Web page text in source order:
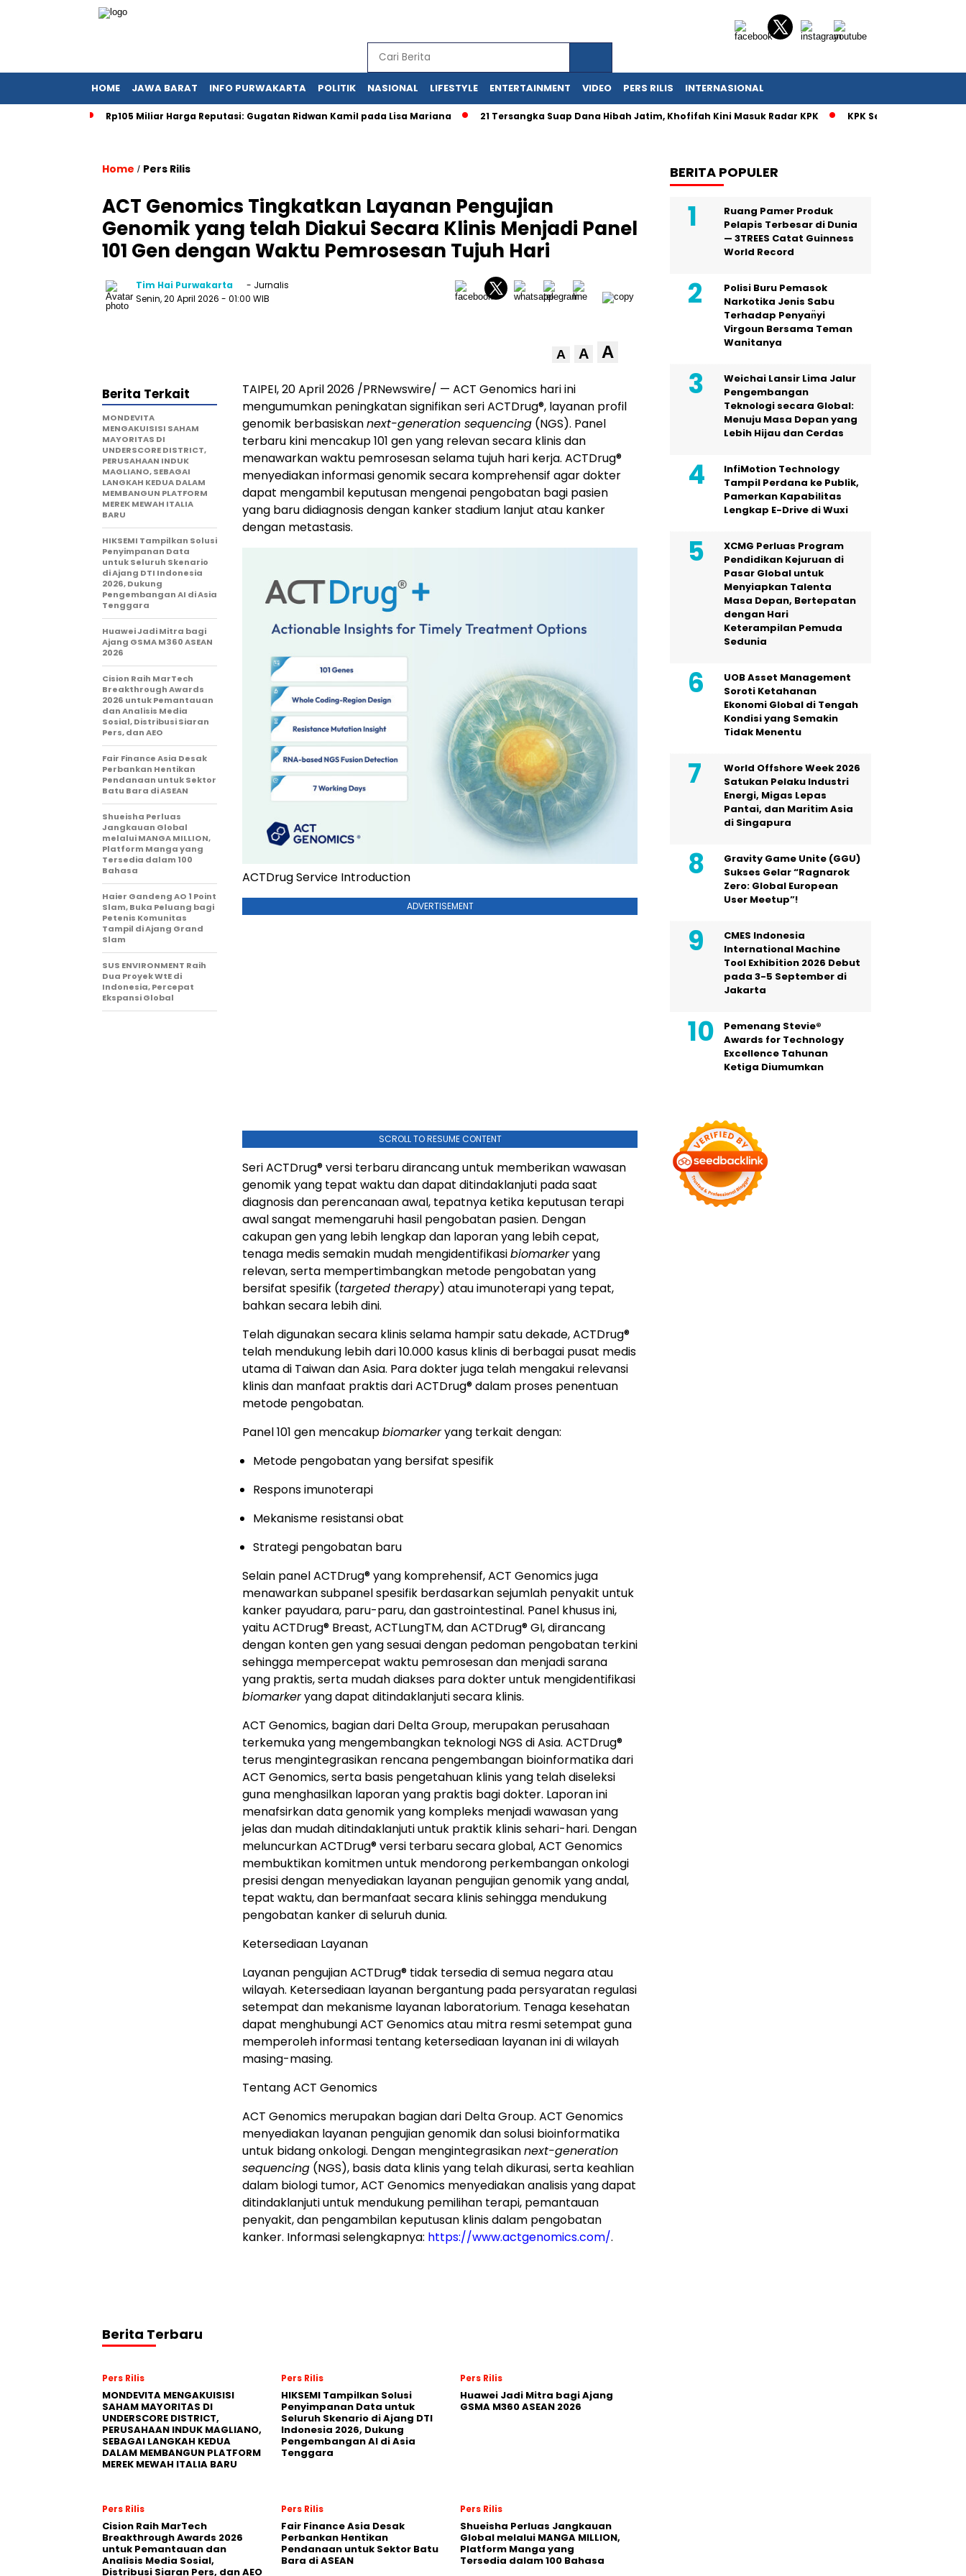
HOME JAWA BARAT INFO PURWAKARTA POLITIK NASIONAL LIFESTYLE ENTERTAINMENT VIDEO PERS RILIS INTERNASIONAL
Rp105 Miliar Harga Reputasi: Gugatan Ridwan Kamil pada Lisa Mariana 21 Tersangka Suap Dana Hibah Jatim, Khofifah Kini Masuk Radar KPK KPK Segera Periksa
Home / Pers Rilis
ACT Genomics Tingkatkan Layanan Pengujian
Genomik yang telah Diakui Secara Klinis Menjadi Panel
101 Gen dengan Waktu Pemrosesan Tujuh Hari
Tim Hai Purwakarta
- Jurnalis
Senin, 20 April 2026 - 01:00 WIB
A A A
TAIPEI, 20 April 2026 /PRNewswire/ — ACT Genomics hari ini
mengumumkan peningkatan signifikan seri ACTDrug®, layanan profil
genomik berbasiskannext-generation sequencing (NGS). Panel
terbaru kini mencakup 101 gen yang relevan secara klinis dan
menawarkan waktu pemrosesan selama tujuh hari kerja. ACTDrug®
menyediakan informasi genomik secara komprehensif agar dokter
dapat mengambil keputusan mengenai pengobatan bagi pasien
yang baru didiagnosis dengan kanker stadium lanjut atau kanker
dengan metastasis.
ACTDrug Service Introduction
ADVERTISEMENT
SCROLL TO RESUME CONTENT
Seri ACTDrug® versi terbaru dirancang untuk memberikan wawasan
genomik yang tepat waktu dan dapat ditindaklanjuti pada saat
diagnosis dan perencanaan awal, tepatnya ketika keputusan terapi
awal sangat memengaruhi hasil pengobatan pasien. Dengan
cakupan gen yang lebih lengkap dan laporan yang lebih cepat,
tenaga medis semakin mudah mengidentifikasibiomarkeryang
relevan, serta mempertimbangkan metode pengobatan yang
bersifat spesifik (targeted therapy) atau imunoterapi yang tepat,
bahkan secara lebih dini.
Telah digunakan secara klinis selama hampir satu dekade, ACTDrug®
telah mendukung lebih dari 10.000 kasus klinis di berbagai pusat medis
utama di Taiwan dan Asia. Para dokter juga telah mengakui relevansi
klinis dan manfaat praktis dari ACTDrug® dalam proses penentuan
metode pengobatan.
Panel 101 gen mencakupbiomarkeryang terkait dengan:
Metode pengobatan yang bersifat spesifik
Respons imunoterapi
Mekanisme resistansi obat
Strategi pengobatan baru
Selain panel ACTDrug® yang komprehensif, ACT Genomics juga
menawarkan subpanel spesifik berdasarkan sejumlah penyakit untuk
kanker payudara, paru-paru, dan gastrointestinal. Panel khusus ini,
yaitu ACTDrug® Breast, ACTLungTM, dan ACTDrug® GI, dirancang
dengan konten gen yang sesuai dengan pedoman pengobatan terkini
sehingga mempercepat waktu pemrosesan dan menjadi sarana
yang praktis, serta mudah diakses para dokter untuk mengidentifikasi
biomarkeryang dapat ditindaklanjuti secara klinis.
ACT Genomics, bagian dari Delta Group, merupakan perusahaan
terkemuka yang mengembangkan teknologi NGS di Asia. ACTDrug®
terus mengintegrasikan rencana pengembangan bioinformatika dari
ACT Genomics, serta basis pengetahuan klinis yang telah diseleksi
guna menghasilkan laporan yang praktis bagi dokter. Laporan ini
menafsirkan data genomik yang kompleks menjadi wawasan yang
jelas dan mudah ditindaklanjuti untuk praktik klinis sehari-hari. Dengan
meluncurkan ACTDrug® versi terbaru secara global, ACT Genomics
membuktikan komitmen untuk mendorong perkembangan onkologi
presisi dengan menyediakan layanan pengujian genomik yang andal,
tepat waktu, dan bermanfaat secara klinis sehingga mendukung
pengobatan kanker di seluruh dunia.
Ketersediaan Layanan
Layanan pengujian ACTDrug® tidak tersedia di semua negara atau
wilayah. Ketersediaan layanan bergantung pada persyaratan regulasi
setempat dan mekanisme layanan laboratorium. Tenaga kesehatan
dapat menghubungi ACT Genomics atau mitra resmi setempat guna
memperoleh informasi tentang ketersediaan layanan ini di wilayah
masing-masing.
Tentang ACT Genomics
ACT Genomics merupakan bagian dari Delta Group. ACT Genomics
menyediakan layanan pengujian genomik dan solusi bioinformatika
untuk bidang onkologi. Dengan mengintegrasikannext-generation
sequencing (NGS), basis data klinis yang telah dikurasi, serta keahlian
dalam biologi tumor, ACT Genomics menyediakan analisis yang dapat
ditindaklanjuti untuk mendukung pemilihan terapi, pemantauan
penyakit, dan pengambilan keputusan klinis dalam pengobatan
kanker. Informasi selengkapnya: https://www.actgenomics.com/.
Berita Terkait
MONDEVITA
MENGAKUISISI SAHAM
MAYORITAS DI
UNDERSCORE DISTRICT,
PERUSAHAAN INDUK
MAGLIANO, SEBAGAI
LANGKAH KEDUA DALAM
MEMBANGUN PLATFORM
MEREK MEWAH ITALIA
BARU
HIKSEMI Tampilkan Solusi
Penyimpanan Data
untuk Seluruh Skenario
di Ajang DTI Indonesia
2026, Dukung
Pengembangan AI di Asia
Tenggara
Huawei Jadi Mitra bagi
Ajang GSMA M360 ASEAN
2026
Cision Raih MarTech
Breakthrough Awards
2026 untuk Pemantauan
dan Analisis Media
Sosial, Distribusi Siaran
Pers, dan AEO
Fair Finance Asia Desak
Perbankan Hentikan
Pendanaan untuk Sektor
Batu Bara di ASEAN
Shueisha Perluas
Jangkauan Global
melalui MANGA MILLION,
Platform Manga yang
Tersedia dalam 100
Bahasa
Haier Gandeng AO 1 Point
Slam, Buka Peluang bagi
Petenis Komunitas
Tampil di Ajang Grand
Slam
SUS ENVIRONMENT Raih
Dua Proyek WtE di
Indonesia, Percepat
Ekspansi Global
Berita Terbaru
Pers Rilis
MONDEVITA MENGAKUISISI
SAHAM MAYORITAS DI
UNDERSCORE DISTRICT,
PERUSAHAAN INDUK MAGLIANO,
SEBAGAI LANGKAH KEDUA
DALAM MEMBANGUN PLATFORM
MEREK MEWAH ITALIA BARU
Pers Rilis
HIKSEMI Tampilkan Solusi
Penyimpanan Data untuk
Seluruh Skenario di Ajang DTI
Indonesia 2026, Dukung
Pengembangan AI di Asia
Tenggara
Pers Rilis
Huawei Jadi Mitra bagi Ajang
GSMA M360 ASEAN 2026
Pers Rilis
Cision Raih MarTech
Breakthrough Awards 2026
untuk Pemantauan dan
Analisis Media Sosial,
Distribusi Siaran Pers, dan AEO
Pers Rilis
Fair Finance Asia Desak
Perbankan Hentikan
Pendanaan untuk Sektor Batu
Bara di ASEAN
Pers Rilis
Shueisha Perluas Jangkauan
Global melalui MANGA MILLION,
Platform Manga yang
Tersedia dalam 100 Bahasa
BERITA POPULER
Ruang Pamer Produk
Pelapis Terbesar di Dunia
— 3TREES Catat Guinness
World Record
Polisi Buru Pemasok
Narkotika Jenis Sabu
Terhadap Penyan̈yi
Virgoun Bersama Teman
Wanitanya
Weichai Lansir Lima Jalur
Pengembangan
Teknologi secara Global:
Menuju Masa Depan yang
Lebih Hijau dan Cerdas
InfiMotion Technology
Tampil Perdana ke Publik,
Pamerkan Kapabilitas
Lengkap E-Drive di Wuxi
XCMG Perluas Program
Pendidikan Kejuruan di
Pasar Global untuk
Menyiapkan Talenta
Masa Depan, Bertepatan
dengan Hari
Keterampilan Pemuda
Sedunia
UOB Asset Management
Soroti Ketahanan
Ekonomi Global di Tengah
Kondisi yang Semakin
Tidak Menentu
World Offshore Week 2026
Satukan Pelaku Industri
Energi, Migas Lepas
Pantai, dan Maritim Asia
di Singapura
Gravity Game Unite (GGU)
Sukses Gelar “Ragnarok
Zero: Global European
User Meetup”!
CMES Indonesia
International Machine
Tool Exhibition 2026 Debut
pada 3-5 September di
Jakarta
Pemenang Stevie®
Awards for Technology
Excellence Tahunan
Ketiga Diumumkan